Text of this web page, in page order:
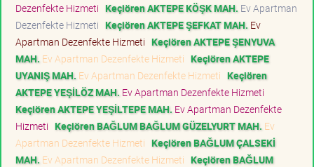
Dezenfekte Hizmeti Keçiören AKTEPE KÖŞK MAH. Ev Apartman
Dezenfekte Hizmeti Keçiören AKTEPE ŞEFKAT MAH. Ev
Apartman Dezenfekte Hizmeti Keçiören AKTEPE ŞENYUVA
MAH. Ev Apartman Dezenfekte Hizmeti Keçiören AKTEPE
UYANIŞ MAH. Ev Apartman Dezenfekte Hizmeti Keçiören
AKTEPE YEŞİLÖZ MAH. Ev Apartman Dezenfekte Hizmeti
Keçiören AKTEPE YEŞİLTEPE MAH. Ev Apartman Dezenfekte
Hizmeti Keçiören BAĞLUM BAĞLUM GÜZELYURT MAH. Ev
Apartman Dezenfekte Hizmeti Keçiören BAĞLUM ÇALSEKİ
MAH. Ev Apartman Dezenfekte Hizmeti Keçiören BAĞLUM